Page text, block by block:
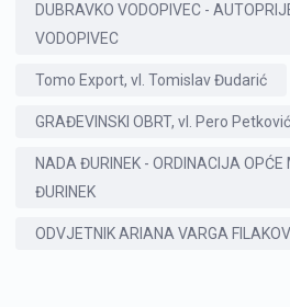
DUBRAVKO VODOPIVEC -
VODOPIVEC
Tomo Export, vl. Tomislav Đudarić
GRAĐEVINSKI OBRT, vl. Pero Petković
NADA ĐURINEK - ORDINACIJA OPĆE
ĐURINEK
ODVJETNIK ARIANA VARGA